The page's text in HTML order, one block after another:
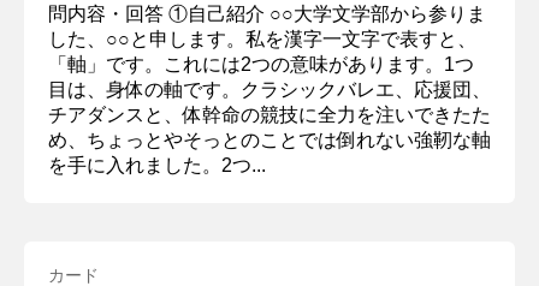
問内容・回答 ①自己紹介 ○○大学文学部から参りま
した、○○と申します。私を漢字一文字で表すと、
「軸」です。これには2つの意味があります。1つ
目は、身体の軸です。クラシックバレエ、応援団、
チアダンスと、体幹命の競技に全力を注いできたた
め、ちょっとやそっとのことでは倒れない強靭な軸
を手に入れました。2つ...
カード